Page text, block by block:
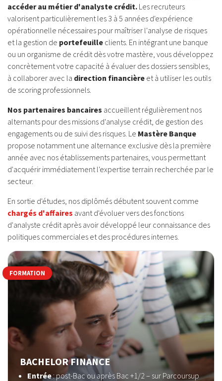
accéder au métier d'analyste crédit. Les recruteurs
valorisent particulièrement les 3 à 5 années d'expérience
opérationnelle nécessaires pour maîtriser l'analyse de risques
et la gestion de portefeuille clients. En intégrant une banque
ou un organisme de crédit dès votre mastère, vous développez
concrètement votre capacité à évaluer des dossiers sensibles,
à collaborer avec la direction financière et à utiliser les outils
de scoring professionnels.
Nos partenaires bancaires accueillent régulièrement nos
alternants pour des missions d'analyse crédit, de gestion des
engagements ou de suivi des risques. Le Mastère Banque
propose notamment une alternance exclusive dès la première
année avec nos établissements partenaires, vous permettant
d'acquérir immédiatement l'expertise terrain recherchée par le
secteur.
En sortie d'études, nos diplômés débutent souvent comme
chargés d'affaires avant d'évoluer vers des fonctions
d'analyste crédit après avoir développé leur connaissance des
politiques commerciales et des procédures internes.
BACHELOR FINANCE
Entrée: post-Bac ou après Bac +1/2 – sur Parcoursup
FORMATION